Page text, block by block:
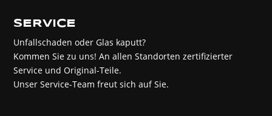
SERVICE
Unfallschaden oder Glas kaputt?
Kommen Sie zu uns! An allen Standorten zertifizierter
Service und Original-Teile.
Unser Service-Team freut sich auf Sie.